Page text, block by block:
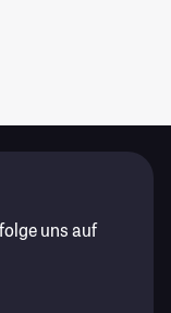
uns auf